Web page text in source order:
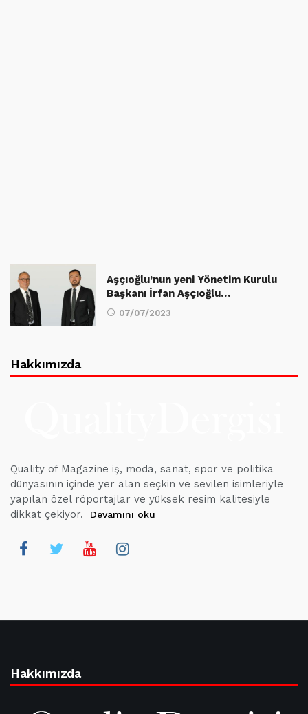
Aşçıoğlu’nun yeni Yönetim Kurulu
Başkanı İrfan Aşçıoğlu…
07/07/2023
Hakkımızda
Quality of Magazine iş, moda, sanat, spor ve politika
dünyasının içinde yer alan seçkin ve sevilen isimleriyle
yapılan özel röportajlar ve yüksek resim kalitesiyle
dikkat çekiyor.
Devamını oku
Hakkımızda